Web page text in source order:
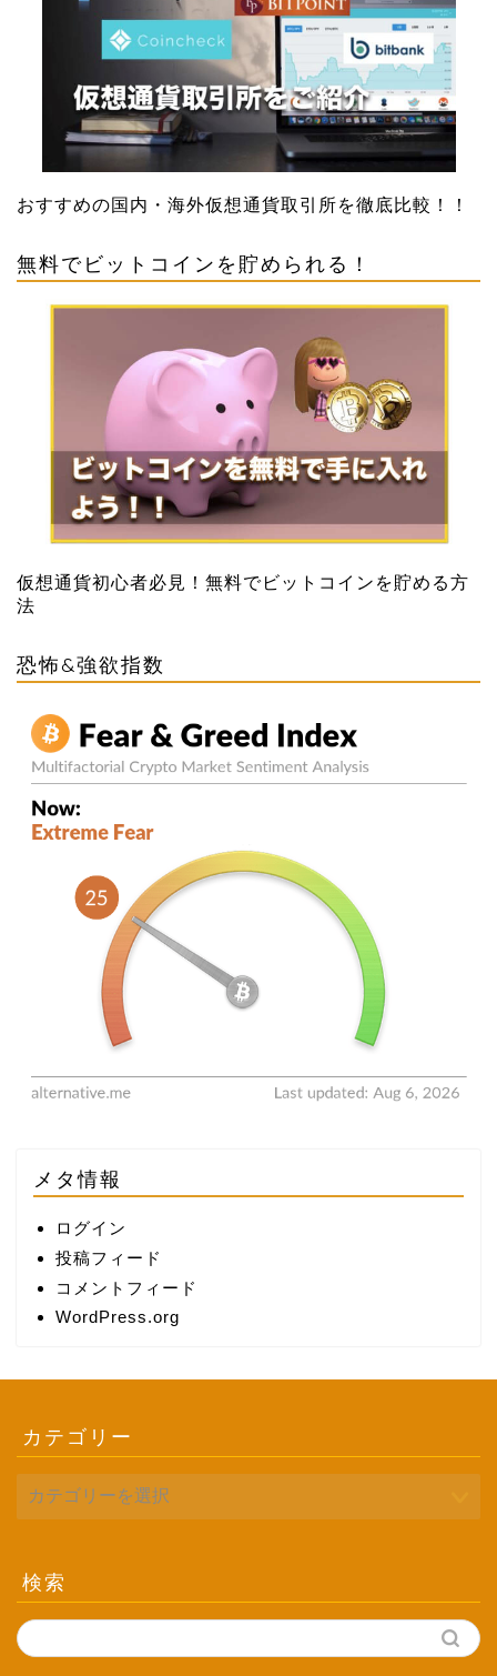
おすすめの国内・海外仮想通貨取引所を徹底比較！！
無料でビットコインを貯められる！
仮想通貨初心者必見！無料でビットコインを貯める方
法
恐怖&強欲指数
メタ情報
ログイン
投稿フィード
コメントフィード
WordPress.org
カテゴリー
検索